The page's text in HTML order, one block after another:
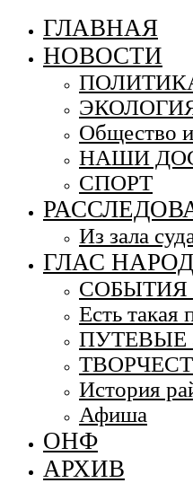
ГЛАВНАЯ
НОВОСТИ
Общество и
НАШИ
СПОРТ
Из зала
ГЛАС
Есть
ПУТЕВЫЕ
История
Афиша
ОНФ
АРХИВ